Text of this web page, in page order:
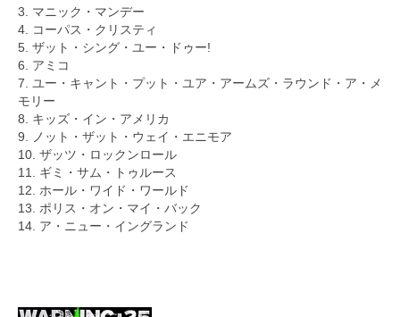
3. マニック・マンデー
4. コーパス・クリスティ
5. ザット・シング・ユー・ドゥー!
6. アミコ
7. ユー・キャント・プット・ユア・アームズ・ラウンド・ア・メ
モリー
8. キッズ・イン・アメリカ
9. ノット・ザット・ウェイ・エニモア
10. ザッツ・ロックンロール
11. ギミ・サム・トゥルース
12. ホール・ワイド・ワールド
13. ポリス・オン・マイ・バック
14. ア・ニュー・イングランド